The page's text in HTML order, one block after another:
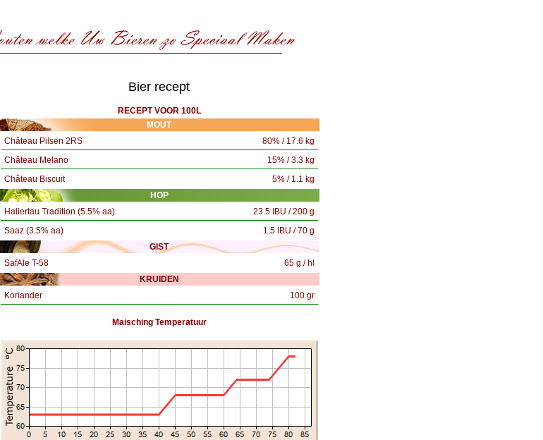
Bier recept
RECEPT VOOR 100L
MOUT
Château Pilsen 2RS
80% / 17.6 kg
Château Melano
15% / 3.3 kg
Château Biscuit
5% / 1.1 kg
HOP
Hallertau Tradition (5.5% aa)
23.5 IBU / 200 g
Saaz (3.5% aa)
1.5 IBU / 70 g
GIST
SafAle T-58
65 g / hl
KRUIDEN
Koriander
100 gr
Maisching Temperatuur